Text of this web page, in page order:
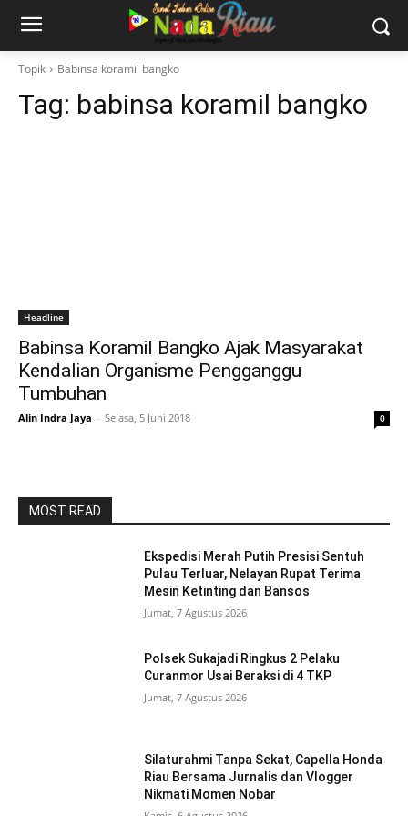
Topik Babinsa koramil bangko
Tag: babinsa koramil bangko
Headline
Babinsa Koramil Bangko Ajak Masyarakat
Kendalian Organisme Pengganggu
Tumbuhan
Alin Indra Jaya - Selasa, 5 Juni 2018 0
MOST READ
Ekspedisi Merah Putih Presisi Sentuh
Pulau Terluar, Nelayan Rupat Terima
Mesin Ketinting dan Bansos
Jumat, 7 Agustus 2026
Polsek Sukajadi Ringkus 2 Pelaku
Curanmor Usai Beraksi di 4 TKP
Jumat, 7 Agustus 2026
Silaturahmi Tanpa Sekat, Capella Honda
Riau Bersama Jurnalis dan Vlogger
Nikmati Momen Nobar